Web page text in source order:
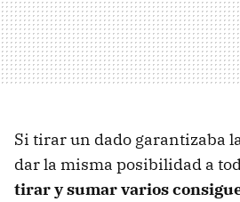
Si tirar un dado garantizaba
dar la misma posibilidad a
tirar y sumar varios